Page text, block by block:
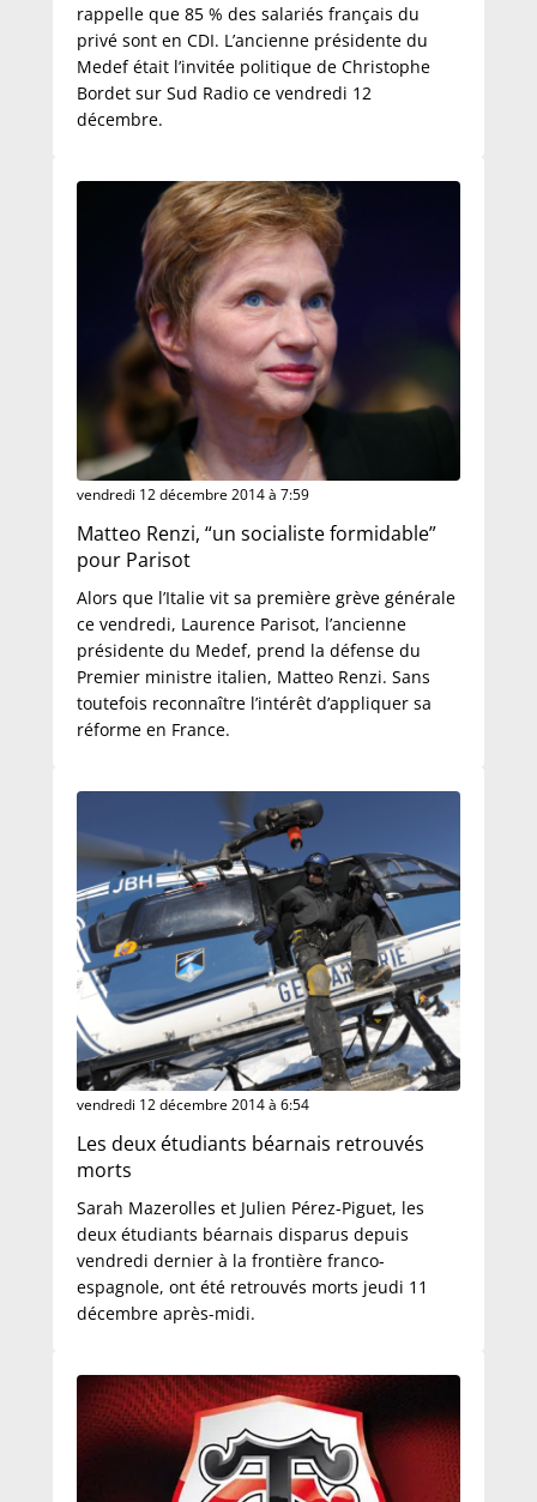
rappelle que 85 % des salariés français du
privé sont en CDI. L’ancienne présidente du
Medef était l’invitée politique de Christophe
Bordet sur Sud Radio ce vendredi 12
décembre.
vendredi 12 décembre 2014 à 7:59
Matteo Renzi, “un socialiste formidable”
pour Parisot
Alors que l’Italie vit sa première grève générale
ce vendredi, Laurence Parisot, l’ancienne
présidente du Medef, prend la défense du
Premier ministre italien, Matteo Renzi. Sans
toutefois reconnaître l’intérêt d’appliquer sa
réforme en France.
vendredi 12 décembre 2014 à 6:54
Les deux étudiants béarnais retrouvés
morts
Sarah Mazerolles et Julien Pérez-Piguet, les
deux étudiants béarnais disparus depuis
vendredi dernier à la frontière franco-
espagnole, ont été retrouvés morts jeudi 11
décembre après-midi.